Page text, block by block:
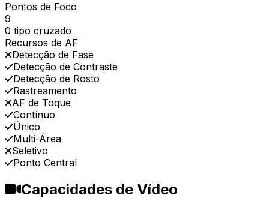
Pontos de Foco
9
0 tipo cruzado
Recursos de AF
Detecção de Fase
Detecção de Contraste
Detecção de Rosto
Rastreamento
AF de Toque
Contínuo
Único
Multi-Área
Seletivo
Ponto Central
Capacidades de Vídeo